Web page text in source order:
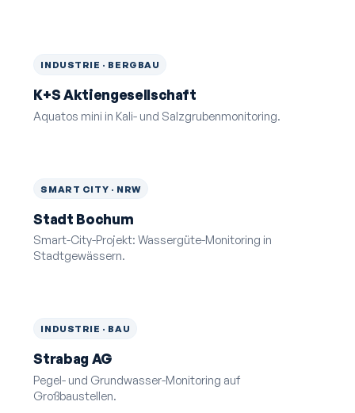
INDUSTRIE · BERGBAU
K+S Aktiengesellschaft
Aquatos mini in Kali- und Salz­gruben­monitoring.
SMART CITY · NRW
Stadt Bochum
Smart-City-Projekt: Wassergüte-Monitoring in
Stadtgewässern.
INDUSTRIE · BAU
Strabag AG
Pegel- und Grundwasser-Monitoring auf
Großbaustellen.